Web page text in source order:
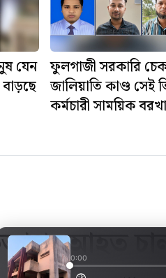
যেন ফুলগাজী সরকারি
জালিয়াতি কাণ্ড সেই
কর্মচারী সাময়িক
আহত
0:00